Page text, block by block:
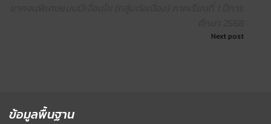
Next post
ข้อมูลพื้นฐาน